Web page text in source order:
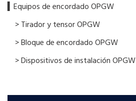
▍Equipos de encordado OPGW
> Tirador y tensor OPGW
> Bloque de encordado OPGW
> Dispositivos de instalación OPGW